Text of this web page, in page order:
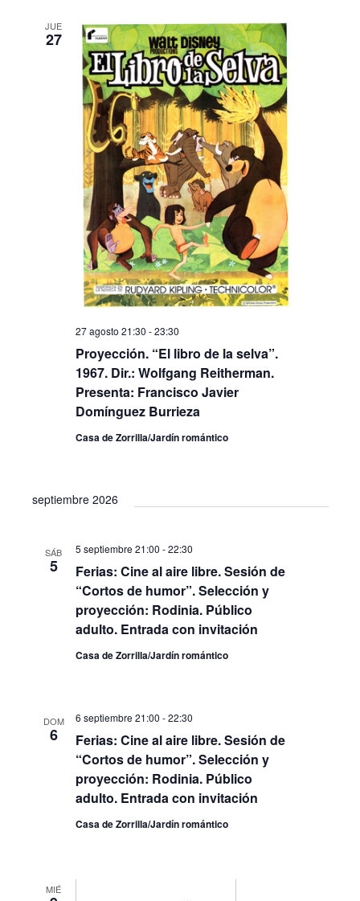
JUE
27
Proyección. “El libro de la selva”.
1967. Dir.: Wolfgang Reitherman.
Presenta: Francisco Javier
Domínguez Burrieza
27 agosto 21:30 -23:30
Casa de Zorrilla/Jardín romántico
septiembre 2026
SÁB
5
Ferias: Cine al aire libre. Sesión de
“Cortos de humor”. Selección y
proyección: Rodinia. Público
adulto. Entrada con invitación
5 septiembre 21:00 -22:30
Casa de Zorrilla/Jardín romántico
DOM
6
Ferias: Cine al aire libre. Sesión de
“Cortos de humor”. Selección y
proyección: Rodinia. Público
adulto. Entrada con invitación
6 septiembre 21:00 -22:30
Casa de Zorrilla/Jardín romántico
MIÉ